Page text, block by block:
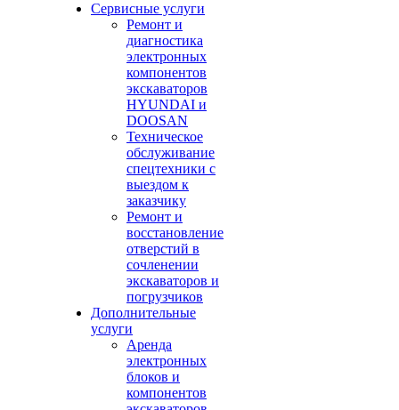
Сервисные услуги
Ремонт и
диагностика
электронных
компонентов
экскаваторов
HYUNDAI и
DOOSAN
Техническое
обслуживание
спецтехники с
выездом к
заказчику
Ремонт и
восстановление
отверстий в
сочленении
экскаваторов и
погрузчиков
Дополнительные
услуги
Аренда
электронных
блоков и
компонентов